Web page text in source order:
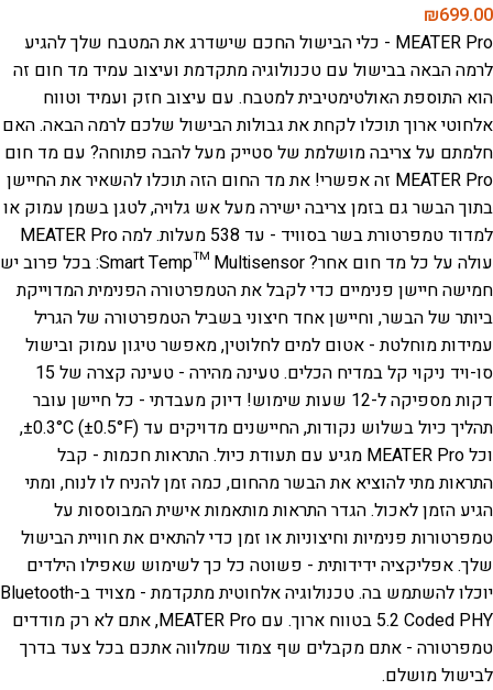
₪699.00
MEATER Pro - כלי הבישול החכם שישדרג את המטבח שלך
להגיע
לרמה הבאה בבישול עם טכנולוגיה מתקדמת ועיצוב עמיד מד חום זה
הוא התוספת האולטימטיבית למטבח. עם עיצוב חזק ועמיד וטווח
אלחוטי ארוך תוכלו לקחת את גבולות הבישול שלכם לרמה הבאה.האם
חלמתם על צריבה מושלמת של סטייק מעל להבה פתוחה? עם מד חום
MEATER Pro זה אפשרי! את מד החום הזה תוכלו להשאיר את החיישן
בתוך הבשר גם בזמן צריבה ישירה מעל אש גלויה, לטגן בשמן עמוק או
למדוד טמפרטורת בשר בסוויד - עד 538 מעלות.
למה MEATER Pro
עולה על כל מד חום אחר?
Smart Temp™ Multisensor: בכל פרוב יש
חמישה חיישן פנימיים כדי לקבל את הטמפרטורה הפנימית המדוייקת
ביותר של הבשר, וחיישן אחד חיצוני בשביל הטמפרטורה של הגריל
עמידות מוחלטת - אטום למים לחלוטין, מאפשר טיגון עמוק ובישול
סו-ויד ניקוי קל במדיח הכלים.
טעינה מהירה - טעינה קצרה של 15
דקות מספיקה ל-12 שעות שימוש!
דיוק מעבדתי - כל חיישן עובר
תהליך כיול בשלוש נקודות, החיישנים מדויקים עד ±0.3°C (±0.5°F),
וכל MEATER Pro מגיע עם תעודת כיול.
התראות חכמות - קבל
התראות מתי להוציא את הבשר מהחום, כמה זמן להניח לו לנוח, ומתי
הגיע הזמן לאכול. הגדר התראות מותאמות אישית המבוססות על
טמפרטורות פנימיות וחיצוניות או זמן כדי להתאים את חוויית הבישול
שלך.אפליקציה ידידותית - פשוטה כל כך לשימוש שאפילו הילדים
יוכלו להשתמש בה.
טכנולוגיה אלחוטית מתקדמת - מצויד ב-Bluetooth
5.2 Coded PHY בטווח ארוך.
עם MEATER Pro, אתם לא רק מודדים
טמפרטורה - אתם מקבלים שף צמוד שמלווה אתכם בכל צעד בדרך
לבישול מושלם.